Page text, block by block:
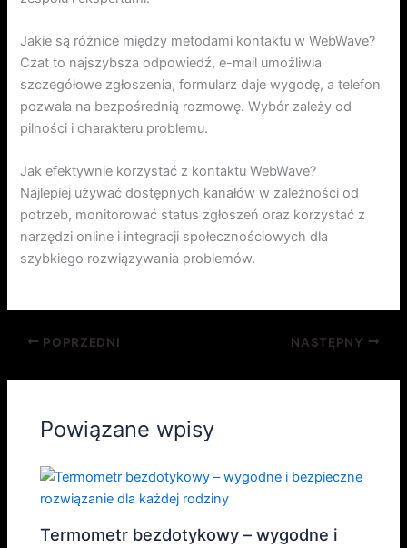
Jakie są różnice między metodami kontaktu w WebWave?
Czat to najszybsza odpowiedź, e-mail umożliwia
szczegółowe zgłoszenia, formularz daje wygodę, a telefon
pozwala na bezpośrednią rozmowę. Wybór zależy od
pilności i charakteru problemu.
Jak efektywnie korzystać z kontaktu WebWave?
Najlepiej używać dostępnych kanałów w zależności od
potrzeb, monitorować status zgłoszeń oraz korzystać z
narzędzi online i integracji społecznościowych dla
szybkiego rozwiązywania problemów.
POPRZEDNI NASTĘPNY
Powiązane wpisy
Termometr bezdotykowy – wygodne i